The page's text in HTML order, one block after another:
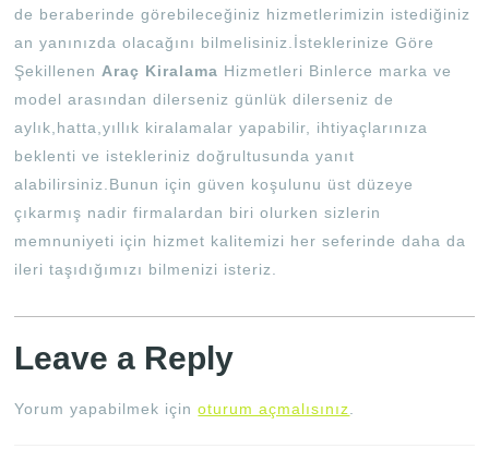
de beraberinde görebileceğiniz hizmetlerimizin istediğiniz
an yanınızda olacağını bilmelisiniz.İsteklerinize Göre
Şekillenen Araç Kiralama Hizmetleri Binlerce marka ve
model arasından dilerseniz günlük dilerseniz de
aylık,hatta,yıllık kiralamalar yapabilir, ihtiyaçlarınıza
beklenti ve istekleriniz doğrultusunda yanıt
alabilirsiniz.Bunun için güven koşulunu üst düzeye
çıkarmış nadir firmalardan biri olurken sizlerin
memnuniyeti için hizmet kalitemizi her seferinde daha da
ileri taşıdığımızı bilmenizi isteriz.
Leave a Reply
Yorum yapabilmek içinoturum açmalısınız